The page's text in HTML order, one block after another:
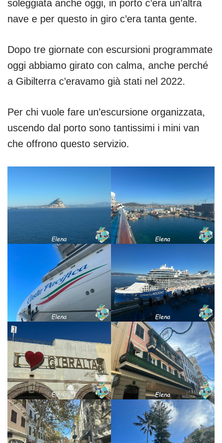
soleggiata anche oggi, in porto c’era un’altra
nave e per questo in giro c’era tanta gente.
Dopo tre giornate con escursioni programmate
oggi abbiamo girato con calma, anche perché
a Gibilterra c’eravamo già stati nel 2022.
Per chi vuole fare un’escursione organizzata,
uscendo dal porto sono tantissimi i mini van
che offrono questo servizio.